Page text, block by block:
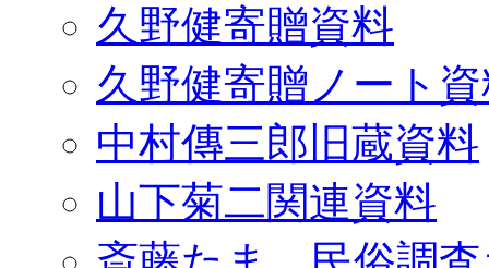
久野健寄贈資料
久野健寄贈ノート
中村傳三郎旧蔵資料
山下菊二関連資料